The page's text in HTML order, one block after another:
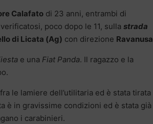
Calafato di 23 anni, entrambi di
poco dopo le 11, sulla strada
di Licata (Ag) con direzione Ravanusa
e una Fiat Panda. Il ragazzo e la
le lamiere dell’utilitaria ed è stata tirata
è in gravissime condizioni ed è stata già
i carabinieri.